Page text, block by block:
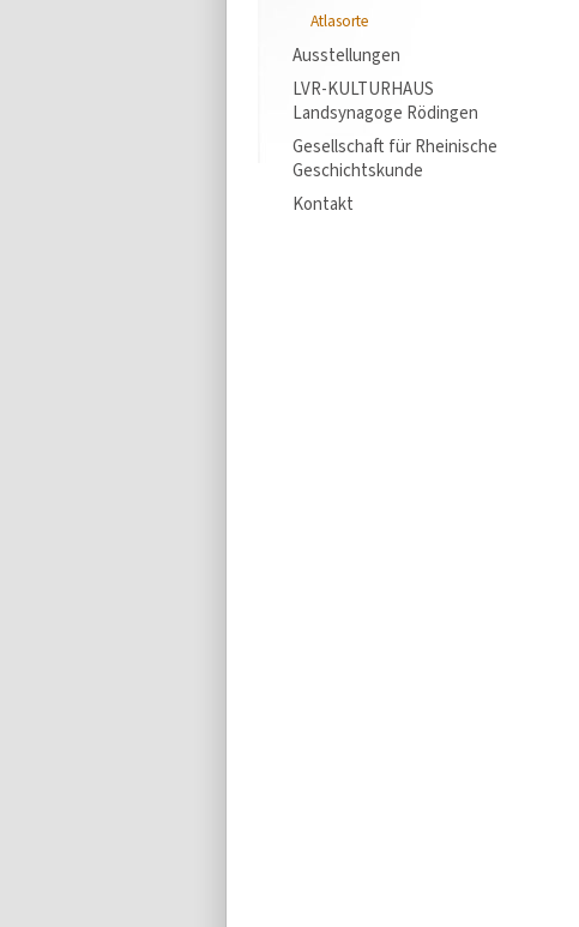
Atlasorte
Ausstellungen
LVR-KULTURHAUS
Landsynagoge Rödingen
Gesellschaft für Rheinische
Geschichtskunde
Kontakt